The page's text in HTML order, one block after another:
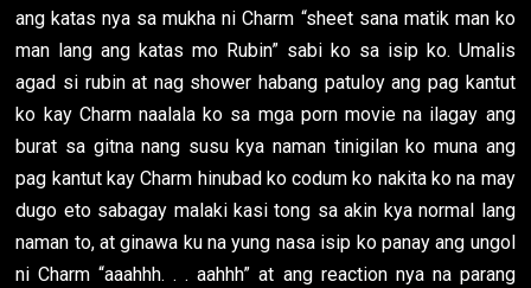
ang katas nya sa mukha ni Charm “sheet sana matik man ko
man lang ang katas mo Rubin” sabi ko sa isip ko. Umalis
agad si rubin at nag shower habang patuloy ang pag kantut
ko kay Charm naalala ko sa mga porn movie na ilagay ang
burat sa gitna nang susu kya naman tinigilan ko muna ang
pag kantut kay Charm hinubad ko codum ko nakita ko na may
dugo eto sabagay malaki kasi tong sa akin kya normal lang
naman to, at ginawa ku na yung nasa isip ko panay ang ungol
ni Charm “aaahhh. . . aahhh” at ang reaction nya na parang